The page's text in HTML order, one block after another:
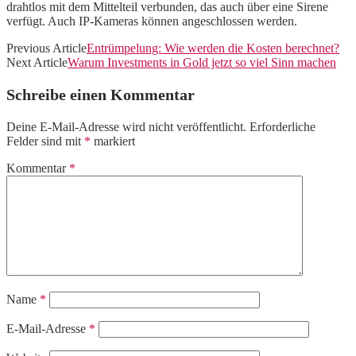
drahtlos mit dem Mittelteil verbunden, das auch über eine Sirene
verfügt. Auch IP-Kameras können angeschlossen werden.
Previous ArticleEntrümpelung: Wie werden die Kosten berechnet?
Next ArticleWarum Investments in Gold jetzt so viel Sinn machen
Schreibe einen Kommentar
Deine E-Mail-Adresse wird nicht veröffentlicht. Erforderliche
Felder sind mit * markiert
Kommentar *
Name *
E-Mail-Adresse *